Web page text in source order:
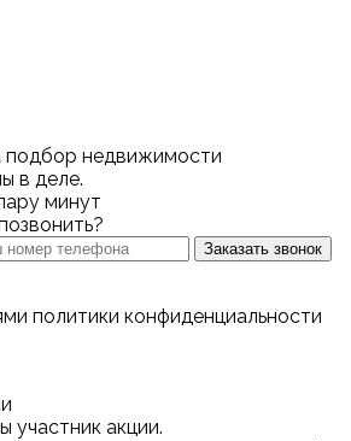
подбор недвижимости
в деле.
минут
Заказать звонок
политики конфиденциальности
участник акции.